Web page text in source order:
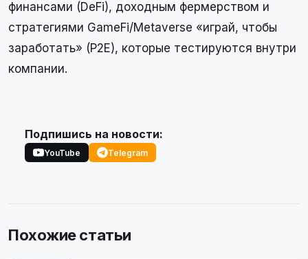
финансами (DeFi), доходным фермерством и
стратегиями GameFi/Metaverse «играй, чтобы
заработать» (P2E), которые тестируются внутри
компании.
Подпишись на новости:
YouTube Telegram
Похожие статьи